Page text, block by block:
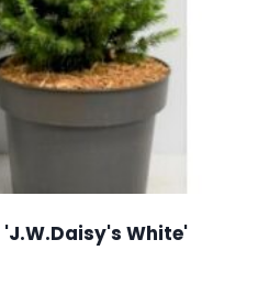
White'